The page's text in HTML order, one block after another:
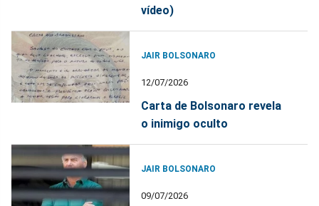
vídeo)
JAIR BOLSONARO
12/07/2026
Carta de Bolsonaro revela
o inimigo oculto
JAIR BOLSONARO
09/07/2026